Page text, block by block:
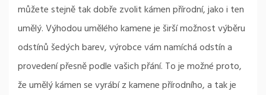
můžete stejně tak dobře zvolit kámen přírodní, jako i ten
umělý. Výhodou umělého kamene je širší možnost výběru
odstínů šedých barev, výrobce vám namíchá odstín a
provedení přesně podle vašich přání. To je možné proto,
že umělý kámen se vyrábí z kamene přírodního, a tak je